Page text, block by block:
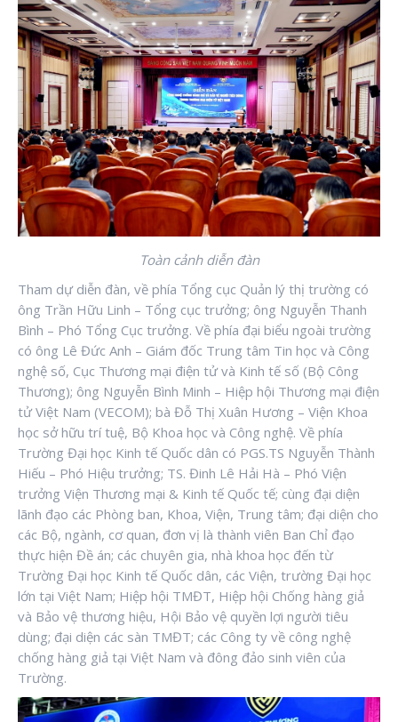
Toàn cảnh diễn đàn
Tham dự diễn đàn, về phía Tổng cục Quản lý thị trường có
ông Trần Hữu Linh – Tổng cục trưởng; ông Nguyễn Thanh
Bình – Phó Tổng Cục trưởng. Về phía đại biểu ngoài trường
có ông Lê Đức Anh – Giám đốc Trung tâm Tin học và Công
nghệ số, Cục Thương mại điện tử và Kinh tế số (Bộ Công
Thương); ông Nguyễn Bình Minh – Hiệp hội Thương mại điện
tử Việt Nam (VECOM); bà Đỗ Thị Xuân Hương – Viện Khoa
học sở hữu trí tuệ, Bộ Khoa học và Công nghệ. Về phía
Trường Đại học Kinh tế Quốc dân có PGS.TS Nguyễn Thành
Hiếu – Phó Hiệu trưởng; TS. Đinh Lê Hải Hà – Phó Viện
trưởng Viện Thương mại & Kinh tế Quốc tế; cùng đại diện
lãnh đạo các Phòng ban, Khoa, Viện, Trung tâm; đại diện cho
các Bộ, ngành, cơ quan, đơn vị là thành viên Ban Chỉ đạo
thực hiện Đề án; các chuyên gia, nhà khoa học đến từ
Trường Đại học Kinh tế Quốc dân, các Viện, trường Đại học
lớn tại Việt Nam; Hiệp hội TMĐT, Hiệp hội Chống hàng giả
và Bảo vệ thương hiệu, Hội Bảo vệ quyền lợi người tiêu
dùng; đại diện các sàn TMĐT; các Công ty về công nghệ
chống hàng giả tại Việt Nam và đông đảo sinh viên của
Trường.